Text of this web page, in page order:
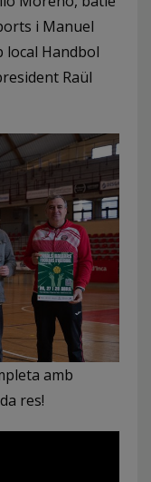
i Manuel
local Handbol
Raül
amb
res!